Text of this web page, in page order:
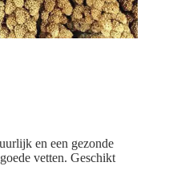
en een gezonde
vetten. Geschikt